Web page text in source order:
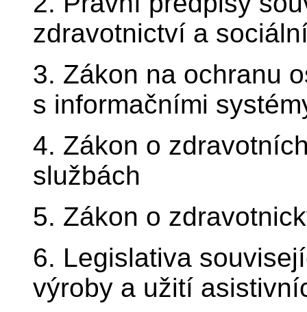
zdravotnictví a
3. Zákon na ochranu
s informačními
4. Zákon o
službách
5. Zákon o
6. Legislativa
výroby a užití